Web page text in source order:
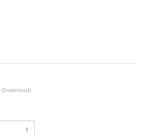
(Download)